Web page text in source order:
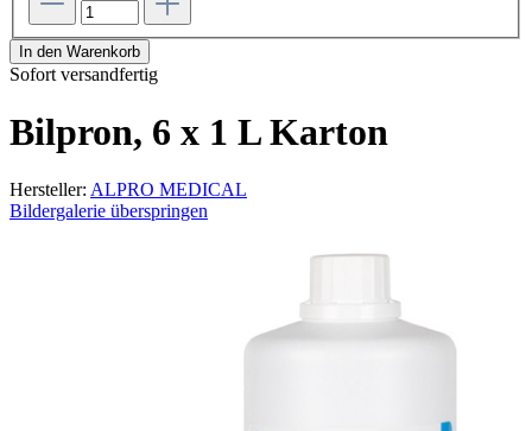
In den Warenkorb
Sofort versandfertig
Bilpron, 6 x 1 L Karton
Hersteller: ALPRO MEDICAL
Bildergalerie überspringen